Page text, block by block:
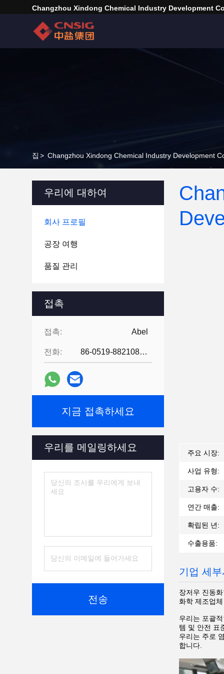
Changzhou Xindong Chemical Industry Development
집 > Changzhou Xindong Chemical Industry Development
우리에 대하여
회사 프로필
공장 여행
품질 관리
접촉
접촉: Abel
전화: 86-0519-88210855
지금 접촉하세요
우리를 메일링하세요
전송
주요 시장:
사업 유형:
고용자 수:
연간 매출:
확립된 년:
수출용품:
기업 세
장저우 진동
화학 제조업
우리는 포괄
템 및 안전 표
우리는 주로
합니다.